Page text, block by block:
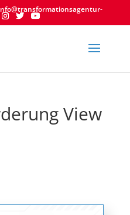
View